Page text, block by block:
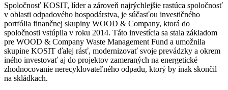
Spoločnosť KOSIT, líder a zároveň najrýchlejšie rastúca spoločnosť
v oblasti odpadového hospodárstva, je súčasťou investičného
portfólia finančnej skupiny WOOD & Company, ktorá do
spoločnosti vstúpila v roku 2014. Táto investícia sa stala základom
pre WOOD & Company Waste Management Fund a umožnila
skupine KOSIT ďalej rásť, modernizovať svoje prevádzky a okrem
iného investovať aj do projektov zameraných na energetické
zhodnocovanie nerecyklovateľného odpadu, ktorý by inak skončil
na skládkach.